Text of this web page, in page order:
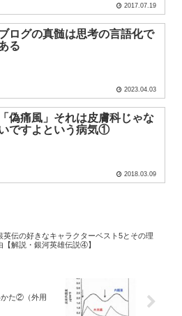
2017.07.19
ログの真髄は思考の言語化で
る
2023.04.03
「偽痛風」それは皮膚科じゃな
ですよという病気①
2018.03.09
英伝の好きなキャラクターベスト5とその理
【解説・銀河英雄伝説④】
かた②（外用